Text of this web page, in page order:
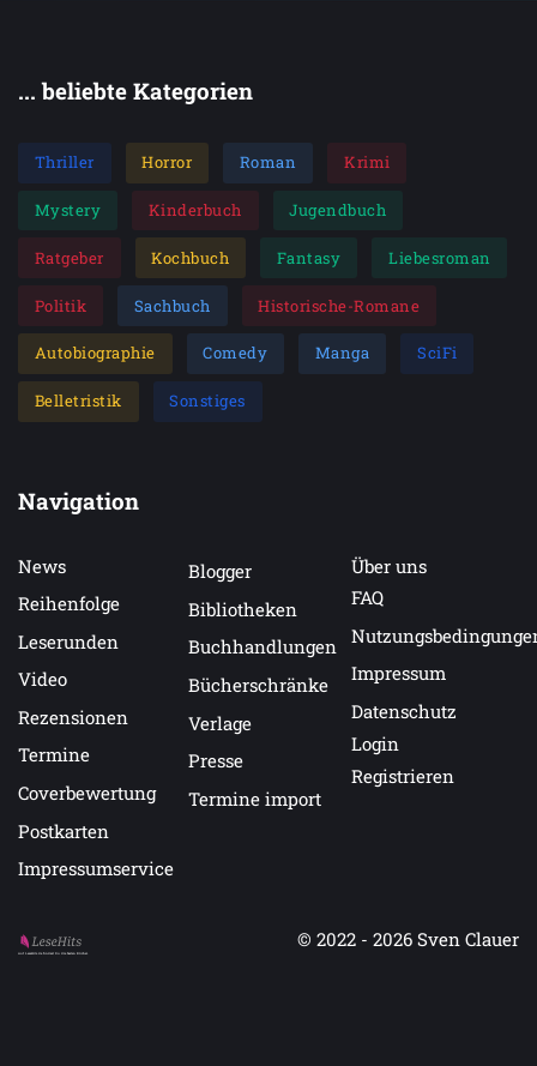
... beliebte Kategorien
Thriller Horror Roman Krimi
Mystery Kinderbuch Jugendbuch
Ratgeber Kochbuch Fantasy Liebesroman
Politik Sachbuch Historische-Romane
Autobiographie Comedy Manga SciFi
Belletristik Sonstiges
Navigation
News
Reihenfolge
Leserunden
Video
Rezensionen
Termine
Coverbewertung
Postkarten
Impressumservice
Blogger
Bibliotheken
Buchhandlungen
Bücherschränke
Verlage
Presse
Termine import
Über uns
FAQ
Impressum
Datenschutz
Login
Registrieren
Auf LeseHits.de findest Du die besten Bücher.
© 2022 - 2026 Sven Clauer